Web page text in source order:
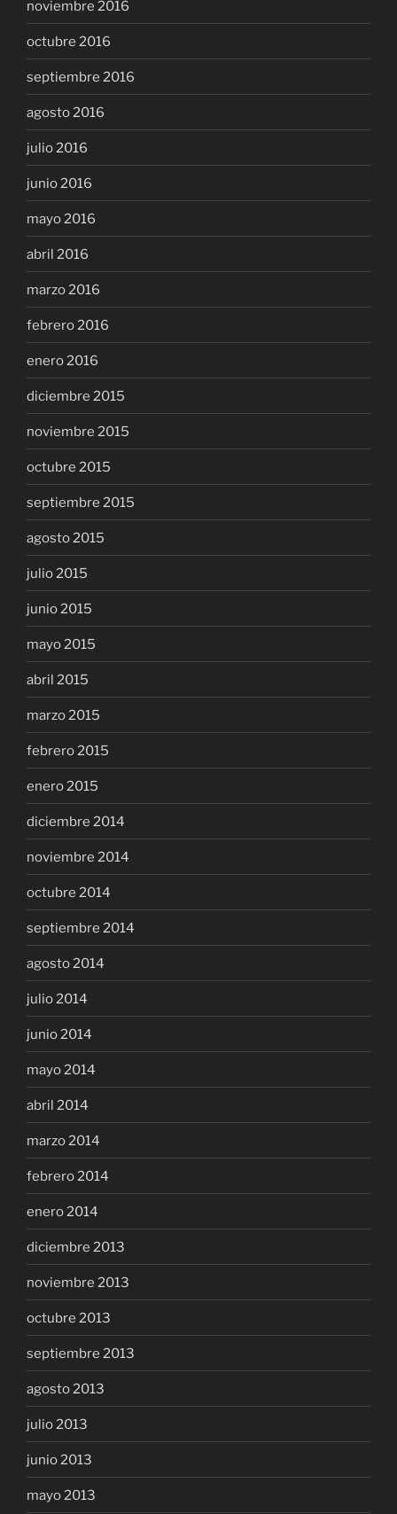
noviembre 2016
octubre 2016
septiembre 2016
agosto 2016
julio 2016
junio 2016
mayo 2016
abril 2016
marzo 2016
febrero 2016
enero 2016
diciembre 2015
noviembre 2015
octubre 2015
septiembre 2015
agosto 2015
julio 2015
junio 2015
mayo 2015
abril 2015
marzo 2015
febrero 2015
enero 2015
diciembre 2014
noviembre 2014
octubre 2014
septiembre 2014
agosto 2014
julio 2014
junio 2014
mayo 2014
abril 2014
marzo 2014
febrero 2014
enero 2014
diciembre 2013
noviembre 2013
octubre 2013
septiembre 2013
agosto 2013
julio 2013
junio 2013
mayo 2013